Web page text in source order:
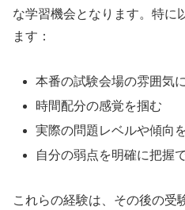
な学習機会となります。特に
ます：
本番の試験会場の雰囲気
時間配分の感覚を掴む
実際の問題レベルや傾向
自分の弱点を明確に把握
これらの経験は、その後の受